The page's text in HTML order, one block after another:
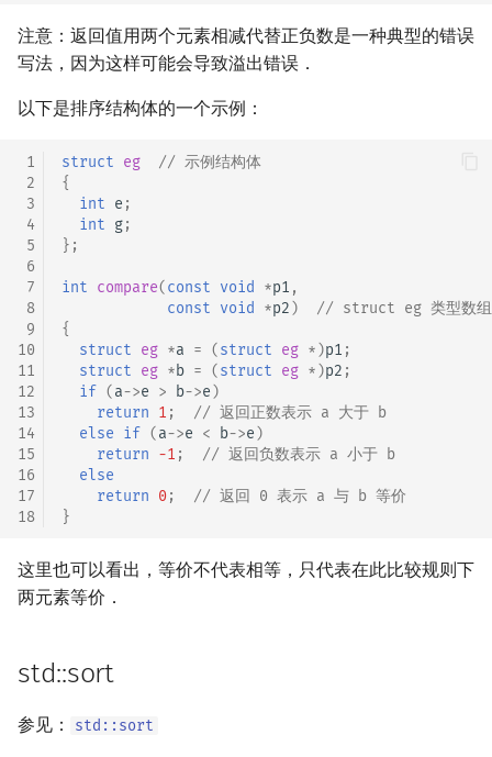
序列自动机
最小表示法
Main–Lorentz 算法
阶 & 原根
莫比乌斯反演
杜教筛
Powerful Number 筛
类欧几里德算法
博弈论
数值算法
杨氏矩阵
拟阵
Berlekamp–Massey 算法
树套树
K-D Tree
析合树
PQ 树
手指树
霍夫曼树
哈密顿图
二分图
弦图
图的着色
网络流
图的匹配
Prüfer 序列
矩阵树定理
LGV 引理
最大团搜索算法
图上随机游走
珂朵莉树/颜色段均摊
空间优化简介
注意：返回值用两个元素相减代替正负数是一种典型的错误
写法，因为这样可能会导致溢出错误．
以下是排序结构体的一个示例：
1
2
3
4
5
6
7
8
9
10
11
12
13
14
15
16
17
18
struct eg
// 示例结构体
{
int e ;
int g;
};
int compare(const void *p1 ,
const void *p2)
// struct eg 类型数组
{
struct eg *a = (struct eg *)p1 ;
struct eg *b = (struct eg *)p2 ;
if (a->e > b->e)
return 1 ;
// 返回正数表示 a 大于 b
else if (a->e < b->e)
return -1 ;
// 返回负数表示 a 小于 b
else
return 0;
// 返回 0 表示 a 与 b 等价
}
这里也可以看出，等价不代表相等，只代表在此比较规则下
两元素等价．
std::sort
参见： std::sort